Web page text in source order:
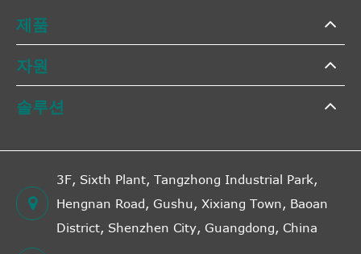
제품
자원
솔루션
3F, Sixth Plant, Tangzhong Industrial Park,
Hengnan Road, Gushu, Xixiang Town, Baoan
District, Shenzhen City, Guangdong, China